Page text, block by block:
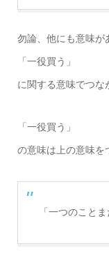
勿論、他にも意味が
「一役買う」
に関する意味でつな
「一役買う」
の意味は上の意味を
「一つのこと